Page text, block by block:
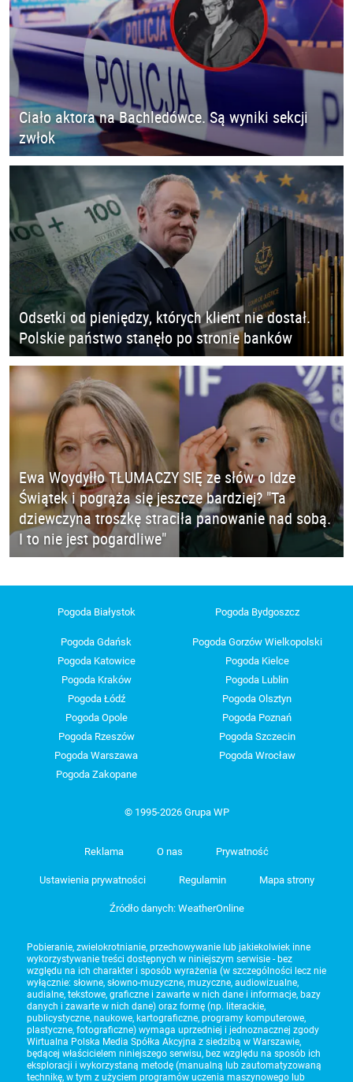
Ciało aktora na Bachledówce. Są wyniki sekcji
zwłok
Odsetki od pieniędzy, których klient nie dostał.
Polskie państwo stanęło po stronie banków
Ewa Woydyłło TŁUMACZY SIĘ ze słów o Idze
Świątek i pogrąża się jeszcze bardziej? "Ta
dziewczyna troszkę straciła panowanie nad sobą.
I to nie jest pogardliwe"
Pogoda Białystok Pogoda Bydgoszcz
Pogoda Gdańsk
Pogoda Gorzów Wielkopolski
Pogoda Katowice
Pogoda Kielce
Pogoda Kraków
Pogoda Lublin
Pogoda Łódź
Pogoda Olsztyn
Pogoda Opole
Pogoda Poznań
Pogoda Rzeszów
Pogoda Szczecin
Pogoda Warszawa
Pogoda Wrocław
Pogoda Zakopane
© 1995-2026 Grupa WP
Reklama O nas Prywatność
Ustawienia prywatności Regulamin Mapa strony
Źródło danych: WeatherOnline
Pobieranie, zwielokrotnianie, przechowywanie lub jakiekolwiek inne
wykorzystywanie treści dostępnych w niniejszym serwisie - bez
względu na ich charakter i sposób wyrażenia (w szczególności lecz nie
wyłącznie: słowne, słowno-muzyczne, muzyczne, audiowizualne,
audialne, tekstowe, graficzne i zawarte w nich dane i informacje, bazy
danych i zawarte w nich dane) oraz formę (np. literackie,
publicystyczne, naukowe, kartograficzne, programy komputerowe,
plastyczne, fotograficzne) wymaga uprzedniej i jednoznacznej zgody
Wirtualna Polska Media Spółka Akcyjna z siedzibą w Warszawie,
będącej właścicielem niniejszego serwisu, bez względu na sposób ich
eksploracji i wykorzystaną metodę (manualną lub zautomatyzowaną
technikę, w tym z użyciem programów uczenia maszynowego lub